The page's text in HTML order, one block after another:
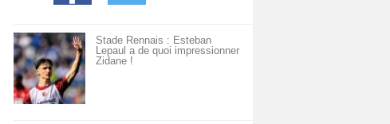
Stade Rennais : Esteban
Lepaul a de quoi impressionner
Zidane !